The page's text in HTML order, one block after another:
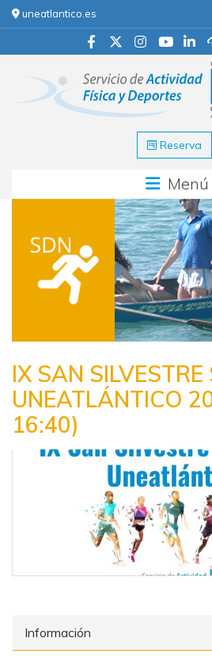
uneatlantico.es
Reserva
Menú
IX SAN
UNEATLÁNTICO
16:40)
Información